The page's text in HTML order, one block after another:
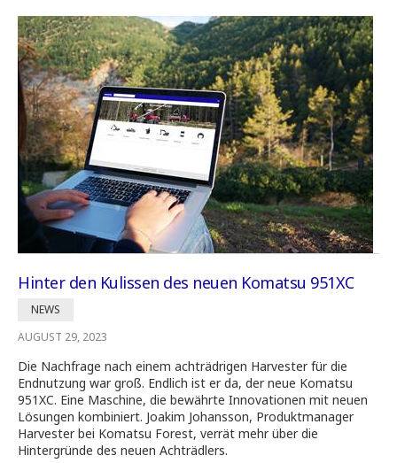
Hinter den Kulissen des neuen Komatsu 951XC
NEWS
AUGUST 29, 2023
Die Nachfrage nach einem achträdrigen Harvester für die
Endnutzung war groß. Endlich ist er da, der neue Komatsu
951XC. Eine Maschine, die bewährte Innovationen mit neuen
Lösungen kombiniert. Joakim Johansson, Produktmanager
Harvester bei Komatsu Forest, verrät mehr über die
Hintergründe des neuen Achträdlers.